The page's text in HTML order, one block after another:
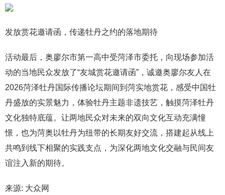
发放赏花邀请函，传递牡丹之约的落地期待
活动最后，奥廖尔市第一高中受菏泽市委托，向现场参加活
动的当地民众发放了“友城赏花邀请函”，诚邀奥廖尔友人在
2026菏泽牡丹国际传播论坛期间到菏实地赏花，感受中国牡
丹盛放的实景魅力，体验牡丹主题非遗技艺，触摸菏泽牡丹
文化独特底蕴。让两地民众对未来的双向文化互动充满憧
憬，也为菏奥以牡丹为纽带的长期友好交流，搭建起从线上
共鸣到线下相聚的实践支点，为深化两地文化交融与民间友
谊注入新的期待。
来源: 大众网